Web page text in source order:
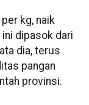
kg, naik
dipasok dari
dia, terus
pangan
provinsi.